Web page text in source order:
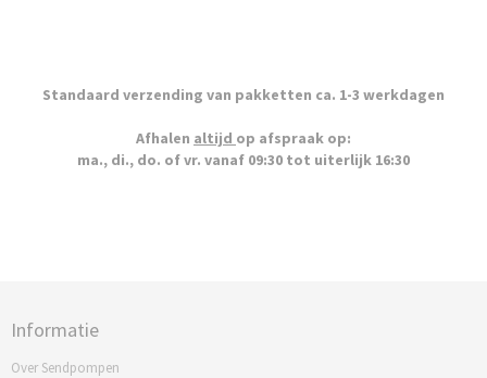
Standaard verzending van pakketten ca. 1-3 werkdagen
Afhalen altijd op afspraak op:
ma., di., do. of vr. vanaf 09:30 tot uiterlijk 16:30
Informatie
Over Sendpompen